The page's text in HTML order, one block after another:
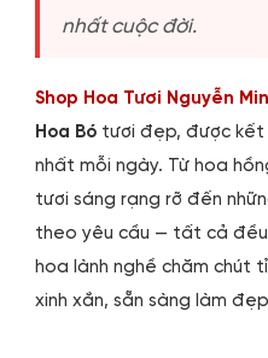
nhất cuộc đời.
Shop Hoa Tươi Nguyễn
Hoa Bó tươi đẹp, được kết
nhất mỗi ngày. Từ hoa
tươi sáng rạng rỡ đến
theo yêu cầu — tất cả
hoa lành nghề chăm chút
xinh xắn, sẵn sàng làm